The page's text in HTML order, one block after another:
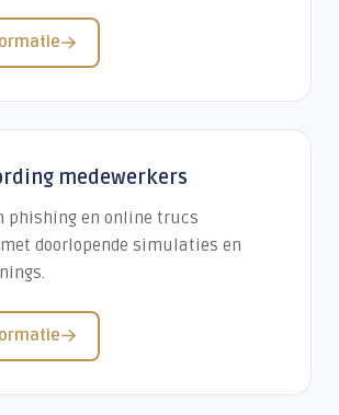
medewerkers
phishing en online trucs
doorlopende simulaties en